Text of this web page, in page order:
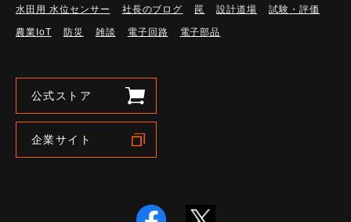
水田用 水位センサー 社長のブログ 罠 設計道場 試験・評価
農業IoT 防災 雑談 電子回路 電子部品
公式ストア
企業サイト